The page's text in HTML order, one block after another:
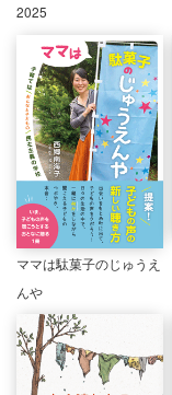
2025
ママは駄菓子のじゅうえ
んや